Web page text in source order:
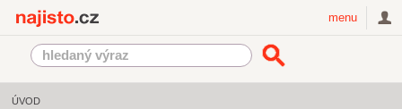
menu
ÚVOD